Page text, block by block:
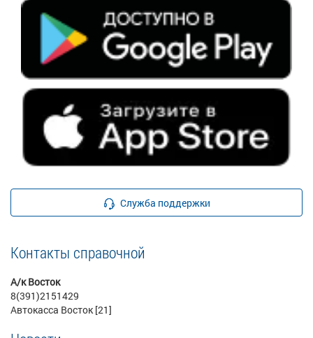
Служба поддержки
Контакты справочной
А/к Восток
8(391)2151429
Автокасса Восток [21]